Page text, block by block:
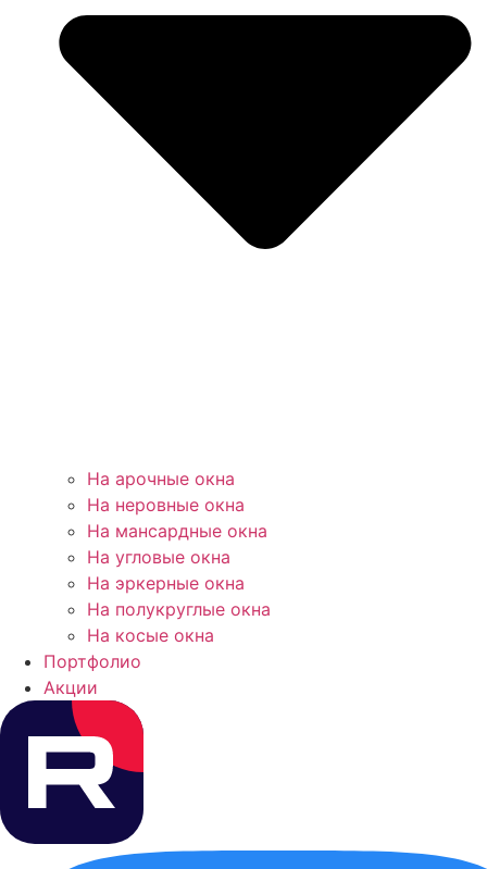
На арочные окна
На неровные окна
На мансардные окна
На угловые окна
На эркерные окна
На полукруглые окна
На косые окна
Портфолио
Акции